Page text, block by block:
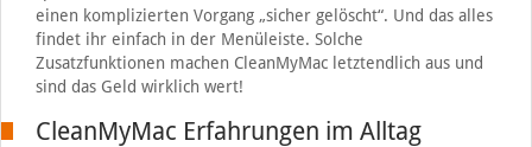
einen komplizierten Vorgang „sicher gelöscht“. Und das alles
findet ihr einfach in der Menüleiste. Solche
Zusatzfunktionen machen CleanMyMac letztendlich aus und
sind das Geld wirklich wert!
CleanMyMac Erfahrungen im Alltag